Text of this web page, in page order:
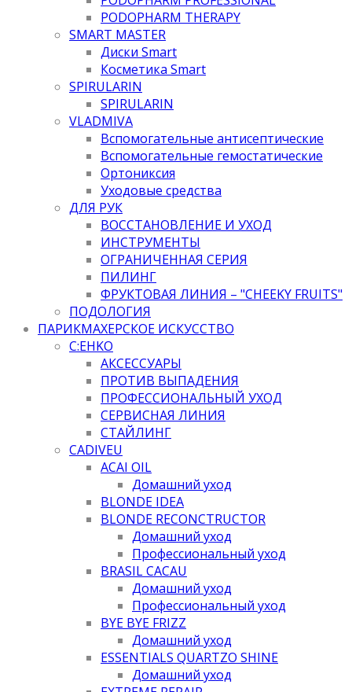
PODOPHARM THERAPY
SMART MASTER
Диски Smart
Косметика Smart
SPIRULARIN
SPIRULARIN
VLADMIVA
Вспомогательные антисептические
Вспомогательные гемостатические
Ортониксия
Уходовые средства
ДЛЯ РУК
ВОССТАНОВЛЕНИЕ И УХОД
ИНСТРУМЕНТЫ
ОГРАНИЧЕННАЯ СЕРИЯ
ПИЛИНГ
ФРУКТОВАЯ ЛИНИЯ – "CHEEKY FRUITS"
ПОДОЛОГИЯ
ПАРИКМАХЕРСКОЕ ИСКУССТВО
C:EHKO
АКСЕССУАРЫ
ПРОТИВ ВЫПАДЕНИЯ
ПРОФЕССИОНАЛЬНЫЙ УХОД
СЕРВИСНАЯ ЛИНИЯ
СТАЙЛИНГ
CADIVEU
ACAI OIL
Домашний уход
BLONDE IDEA
BLONDE RECONCTRUCTOR
Домашний уход
Профессиональный уход
BRASIL CACAU
Домашний уход
Профессиональный уход
BYE BYE FRIZZ
Домашний уход
ESSENTIALS QUARTZO SHINE
Домашний уход